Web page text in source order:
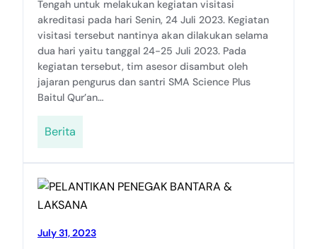
Tengah untuk melakukan kegiatan visitasi
akreditasi pada hari Senin, 24 Juli 2023. Kegiatan
visitasi tersebut nantinya akan dilakukan selama
dua hari yaitu tanggal 24-25 Juli 2023. Pada
kegiatan tersebut, tim asesor disambut oleh
jajaran pengurus dan santri SMA Science Plus
Baitul Qur’an…
Berita
July 31, 2023